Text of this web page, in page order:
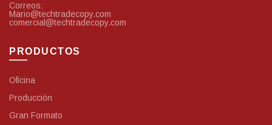
Correos:
Mario@techtradecopy.com
comercial@techtradecopy.com
PRODUCTOS
Oficina
Producción
Gran Formato